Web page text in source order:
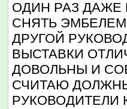
ОДИН РАЗ ДАЖЕ
СНЯТЬ
ДРУГОЙ
ВЫСТАВКИ
ДОВОЛЬНЫ И
СЧИТАЮ
РУКОВОДИТЕЛИ